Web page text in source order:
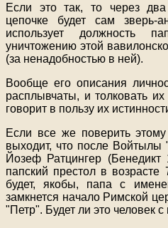
Если это так, то через
цепочке будет сам зверь-
использует должность
уничтожению этой
(за ненадобностью в ней).
Вообще его описания
расплывчаты, и толковать
говорит в пользу их
Если все же поверить
выходит, что после Войтылы
Йозеф Ратцингер (Бенедикт
папский престол в
будет, якобы, папа с
замкнется начало Римской
"Петр". Будет ли это человек